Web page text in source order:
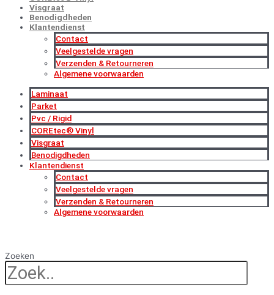
Visgraat
Benodigdheden
Klantendienst
Contact
Veelgestelde vragen
Verzenden & Retourneren
Algemene voorwaarden
Laminaat
Parket
Pvc / Rigid
COREtec® Vinyl
Visgraat
Benodigdheden
Klantendienst
Contact
Veelgestelde vragen
Verzenden & Retourneren
Algemene voorwaarden
Zoeken